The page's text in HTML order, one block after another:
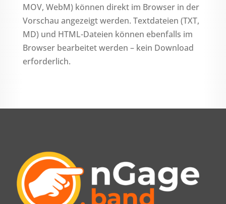
MOV, WebM) können direkt im Browser in der
Vorschau angezeigt werden. Textdateien (TXT,
MD) und HTML-Dateien können ebenfalls im
Browser bearbeitet werden – kein Download
erforderlich.